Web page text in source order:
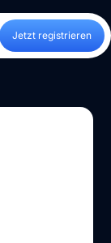
Jetzt registrieren